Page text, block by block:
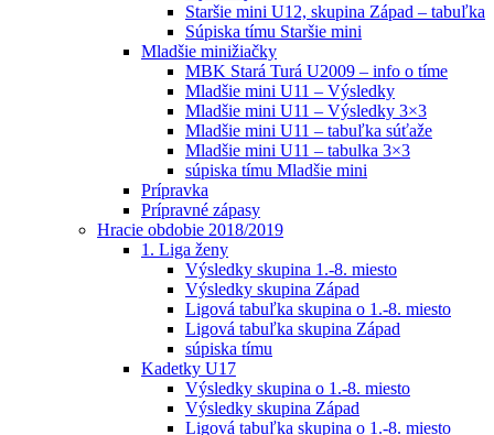
Staršie mini U12, skupina Západ – tabuľka
Súpiska tímu Staršie mini
Mladšie minižiačky
MBK Stará Turá U2009 – info o tíme
Mladšie mini U11 – Výsledky
Mladšie mini U11 – Výsledky 3×3
Mladšie mini U11 – tabuľka súťaže
Mladšie mini U11 – tabulka 3×3
súpiska tímu Mladšie mini
Prípravka
Prípravné zápasy
Hracie obdobie 2018/2019
1. Liga ženy
Výsledky skupina 1.-8. miesto
Výsledky skupina Západ
Ligová tabuľka skupina o 1.-8. miesto
Ligová tabuľka skupina Západ
súpiska tímu
Kadetky U17
Výsledky skupina o 1.-8. miesto
Výsledky skupina Západ
Ligová tabuľka skupina o 1.-8. miesto